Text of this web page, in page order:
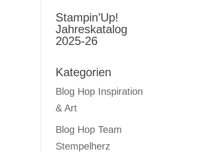
Stampin’Up!
Jahreskatalog
2025-26
Kategorien
Blog Hop Inspiration
& Art
Blog Hop Team
Stempelherz